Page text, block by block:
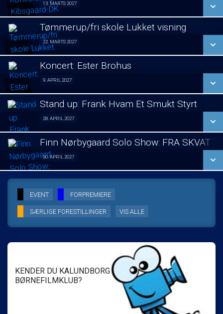
LÆS MERE
13. MARTS 2027
LÆS MERE
Tømmerup/fri skole Lukket visning
22. MARTS 2027Lukket visning 22/03
LÆS MERE
Koncert: Ester Brohus
9. APRIL 2027
LÆS MERE
Stand up: Frank Hvam Et Smukt Styrt
28. APRIL 2027
LÆS MERE
Finn Nørbygaard Solo Show: FRA SKVAT
30. APRIL 2027
SE ALLE DAGE
LÆS MERE
EVENT FORPREMIERE
SÆRLIGE FORESTILLINGER VIS ALLE
KENDER DU KALUNDBORG
BØRNEFILMKLUB?